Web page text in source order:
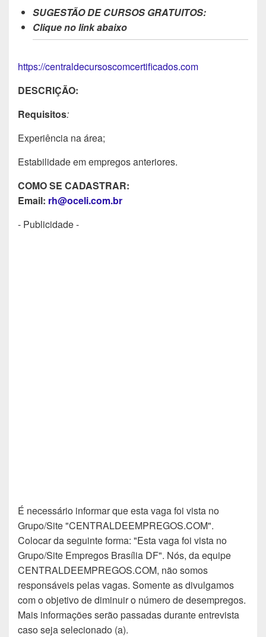
SUGESTÃO DE CURSOS GRATUITOS:
Clique no link abaixo
https://centraldecursoscomcertificados.com
DESCRIÇÃO:
Requisitos:
Experiência na área;
Estabilidade em empregos anteriores.
COMO SE CADASTRAR:
Email: rh@oceli.com.br
- Publicidade -
É necessário informar que esta vaga foi vista no
Grupo/Site "CENTRALDEEMPREGOS.COM".
Colocar da seguinte forma: "Esta vaga foi vista no
Grupo/Site Empregos Brasília DF". Nós, da equipe
CENTRALDEEMPREGOS.COM, não somos
responsáveis pelas vagas. Somente as divulgamos
com o objetivo de diminuir o número de desempregos.
Mais informações serão passadas durante entrevista
caso seja selecionado (a).